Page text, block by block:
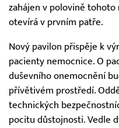
zahájen v polovině tohoto
otevírá v prvním patře.
Nový pavilon přispěje k
pacienty nemocnice. O
duševního onemocnění
přívětivém prostředí.
technických
pocitu důstojnosti. Vedle